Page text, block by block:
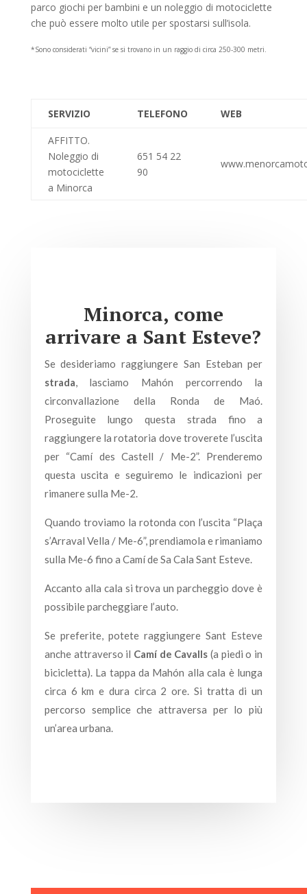
parco giochi per bambini e un noleggio di motociclette
che può essere molto utile per spostarsi sull’isola.
*Sono considerati “vicini” se si trovano in un raggio di circa 250-300 metri.
SERVIZIO TELEFONO WEB
AFFITTO.
Noleggio di
motociclette
a Minorca
651 54 22
90
Minorca, come
arrivare a Sant Esteve?
Se desideriamo raggiungere San Esteban per
strada, lasciamo Mahón percorrendo la
circonvallazione della Ronda de Maó.
Proseguite lungo questa strada fino a
raggiungere la rotatoria dove troverete l’uscita
per “Camí des Castell / Me-2”. Prenderemo
questa uscita e seguiremo le indicazioni per
rimanere sulla Me-2.
Quando troviamo la rotonda con l’uscita “Plaça
s’Arraval Vella / Me-6”, prendiamola e rimaniamo
sulla Me-6 fino a Camí de Sa Cala Sant Esteve.
Accanto alla cala si trova un parcheggio dove è
possibile parcheggiare l’auto.
Se preferite, potete raggiungere Sant Esteve
anche attraverso il Camí de Cavalls (a piedi o in
bicicletta). La tappa da Mahón alla cala è lunga
circa 6 km e dura circa 2 ore. Si tratta di un
percorso semplice che attraversa per lo più
un’area urbana.